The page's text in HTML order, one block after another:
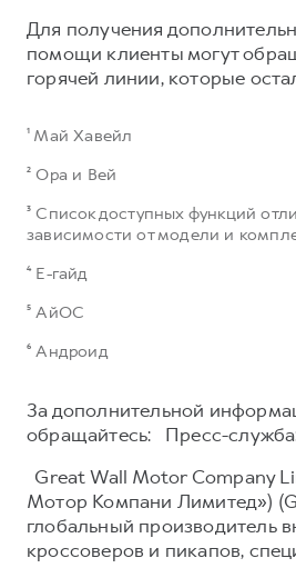
Для получения
помощи клиенты могут
горячей линии, которые
¹ Май Хавейл
² Ора и Вей
³ Список доступных функций
зависимости от модели и
⁴ Е-гайд
⁵ АйОС
⁶ Андроид
За дополнительной
обращайтесь: Пресс-
Great Wall Motor Company
Мотор Компани Лимитед»)
глобальный производитель
кроссоверов и пикапов,